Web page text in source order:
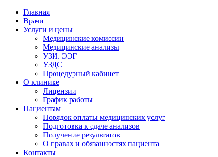
Главная
Врачи
Услуги и цены
Медицинские комиссии
Медицинские анализы
УЗИ, ЭЭГ
УЗДС
Процедурный кабинет
О клинике
Лицензии
График работы
Пациентам
Порядок оплаты медицинских услуг
Подготовка к сдаче анализов
Получение результатов
О правах и обязанностях пациента
Контакты